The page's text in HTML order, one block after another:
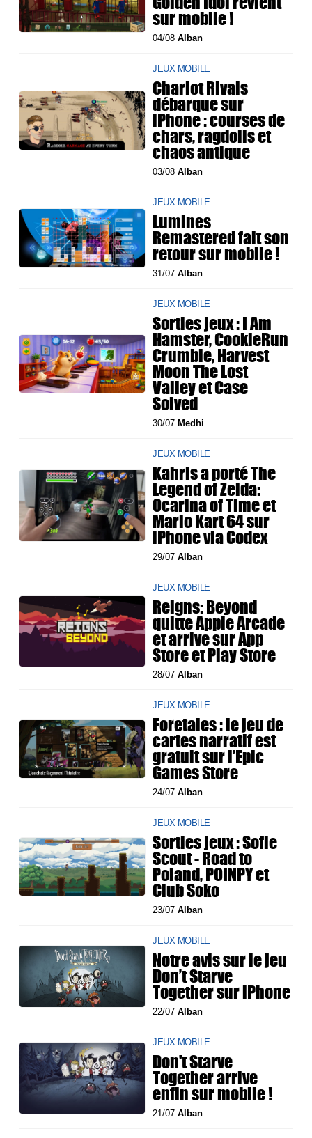
sur mobile !
04/08Alban
JEUX MOBILE
Chariot Rivals
débarque sur
iPhone : courses de
chars, ragdolls et
chaos antique
03/08Alban
JEUX MOBILE
Lumines
Remastered fait son
retour sur mobile !
31/07Alban
JEUX MOBILE
Sorties jeux : I Am
Hamster, CookieRun
Crumble, Harvest
Moon The Lost
Valley et Case
Solved
30/07 Medhi
JEUX MOBILE
Kahris a porté The
Legend of Zelda:
Ocarina of Time et
Mario Kart 64 sur
iPhone via Codex
29/07Alban
JEUX MOBILE
Reigns: Beyond
quitte Apple Arcade
et arrive sur App
Store et Play Store
28/07Alban
JEUX MOBILE
Foretales : le jeu de
cartes narratif est
gratuit sur l’Epic
Games Store
24/07Alban
JEUX MOBILE
Sorties jeux : Sofie
Scout - Road to
Poland, POINPY et
Club Soko
23/07Alban
JEUX MOBILE
Notre avis sur le jeu
Don’t Starve
Together sur iPhone
22/07Alban
JEUX MOBILE
Don't Starve
Together arrive
enfin sur mobile !
21/07Alban